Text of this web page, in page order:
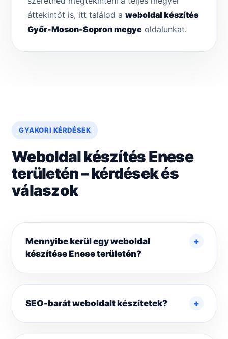
áttekintőt is, itt találod a weboldal készítés
Győr-Moson-Sopron megye oldalunkat.
GYAKORI KÉRDÉSEK
Weboldal készítés Enese
területén – kérdések és
válaszok
Mennyibe kerül egy weboldal
készítése Enese területén?
SEO-barát weboldalt készítetek?